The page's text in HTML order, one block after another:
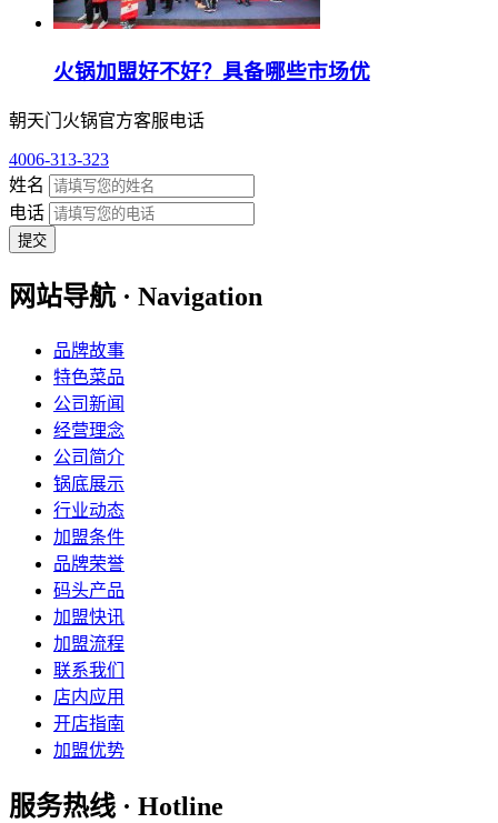
火锅加盟好不好？具备哪些市场优
朝天门火锅官方客服电话
4006-313-323
姓名
电话
提交
网站导航 · Navigation
品牌故事
特色菜品
公司新闻
经营理念
公司简介
锅底展示
行业动态
加盟条件
品牌荣誉
码头产品
加盟快讯
加盟流程
联系我们
店内应用
开店指南
加盟优势
服务热线 · Hotline